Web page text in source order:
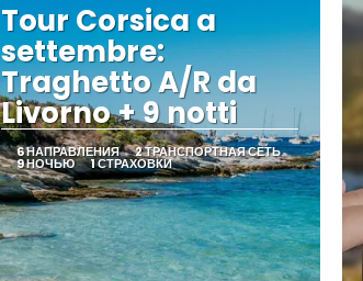
Tour Corsica a
settembre:
Traghetto A/R da
Livorno + 9 notti
6 НАПРАВЛЕНИЯ 2 ТРАНСПОРТНАЯ СЕТЬ
9 НОЧЬЮ 1 СТРАХОВКИ